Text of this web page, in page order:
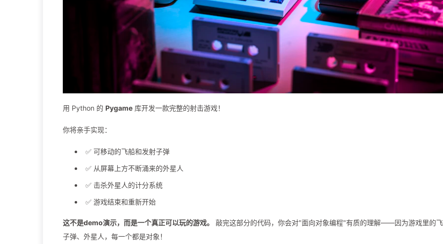
用 Python 的 Pygame 库开发一款完整的射击游戏！
你将亲手实现：
✅ 可移动的飞船和发射子弹
✅ 从屏幕上方不断涌来的外星人
✅ 击杀外星人的计分系统
✅ 游戏结束和重新开始
这不是demo演示，而是一个真正可以玩的游戏。
敲完这部分的代码，你会对"面向对象编程"有质的理解——因为游戏里的
子弹、外星人，每一个都是对象！